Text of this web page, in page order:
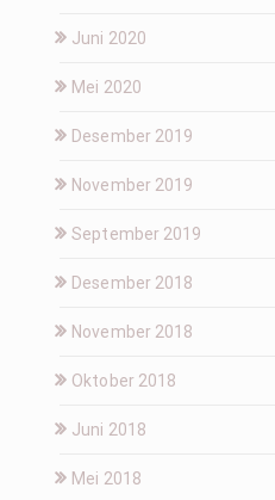
Juni 2020
Mei 2020
Desember 2019
November 2019
September 2019
Desember 2018
November 2018
Oktober 2018
Juni 2018
Mei 2018